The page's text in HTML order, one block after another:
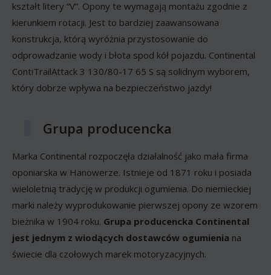
kształt litery “V”. Opony te wymagają montażu zgodnie z
kierunkiem rotacji. Jest to bardziej zaawansowana
konstrukcja, którą wyróżnia przystosowanie do
odprowadzanie wody i błota spod kół pojazdu. Continental
ContiTrailAttack 3 130/80-17 65 S są solidnym wyborem,
który dobrze wpływa na bezpieczeństwo jazdy!
Grupa producencka
Marka Continental rozpoczęła działalność jako mała firma
oponiarska w Hanowerze. Istnieje od 1871 roku i posiada
wieloletnią tradycję w produkcji ogumienia. Do niemieckiej
marki należy wyprodukowanie pierwszej opony ze wzorem
bieżnika w 1904 roku. Grupa producencka Continental
jest jednym z wiodących dostawców ogumienia na
świecie dla czołowych marek motoryzacyjnych.